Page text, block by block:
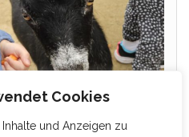
Cookies
und Anzeigen zu